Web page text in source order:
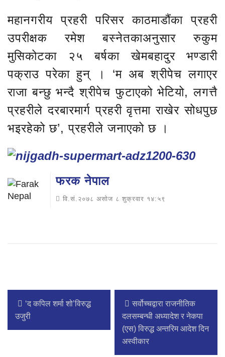
महानगरीय प्रहरी परिसर काठमाडौंका प्रहरी
उपरीक्षक रमेश बस्नेतकाअनुसार रुकुम
मुसिकोटका २५ बर्षका खेमबहादुर भण्डारी
पक्राउ परेका हुन् । ‘म अब श्रीपेच लगाएर
राजा बन्छु भन्दै श्रीपेच फुटाएको भेटियो, लगत्तै
प्रहरीले दरबारमार्ग प्रहरी वृत्तमा राखेर सोधपुछ
भइरहेको छ’, प्रहरीले जनाएको छ ।
फरक नेपाल
वि.सं.२०७८ असोज ८ शुक्रवार १४:५९
‘द कपिल शर्मा शो’विरुद्ध
उजुरी
सर्वोच्चद्वारा राजनीतिक
दलसम्बन्धी अध्यादेश र नेकपा
(एस) विरुद्ध अन्तरिम आदेश दिन
अस्वीकार